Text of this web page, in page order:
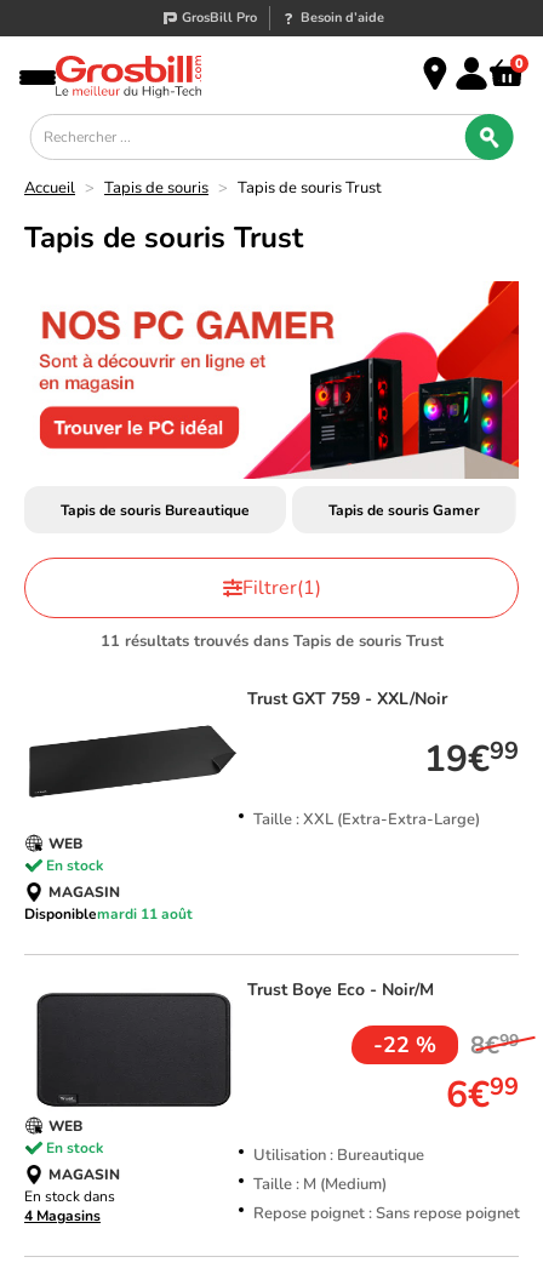
GrosBill Pro Besoin d’aide
0
Accueil > Tapis de souris > Tapis de souris Trust
Tapis de souris Trust
Tapis de souris Bureautique Tapis de souris Gamer
11 résultats trouvés dans Tapis de souris Trust
Filtrer(1)
TrustGXT 759 - XXL/Noir
19€99
Taille : XXL (Extra-Extra-Large)
WEB
En stock
MAGASIN
Disponiblemardi 11 août
Trust Boye Eco - Noir/M
-22 % 8€99
6€99
Utilisation : Bureautique
Taille : M (Medium)
Repose poignet : Sans repose poignet
WEB
En stock
MAGASIN
En stock dans
4 Magasins